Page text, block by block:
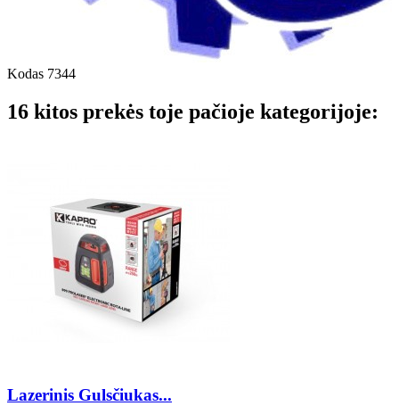
Kodas 7344
16 kitos prekės toje pačioje kategorijoje:
Lazerinis Gulsčiukas...